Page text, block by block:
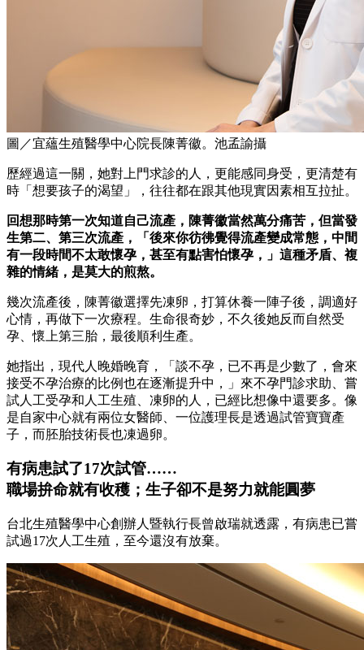
圖／宜蘊生殖醫學中心院長陳菁徽。池孟諭攝
歷經過這一關，她對上門求診的人，更能感同身受，更清楚有
時「想要孩子的渴望」，往往都在跟其他現實因素相互拉扯。
回想那時第一次知道自己流產，陳菁徽當然萬分痛苦，但當發
生第二、第三次流產，「後來你彷彿覺得流產變成常態，中間
有一段時間不太敢懷孕，甚至有點害怕懷孕，」這種矛盾、複
雜的情緒，是莫大的煎熬。
幾次流產後，陳菁徽選擇先凍卵，打算休養一陣子後，調適好
心情，再做下一次療程。生命很奇妙，不久後她反而自然受
孕、懷上第三胎，最後順利生產。
她指出，現代人晚婚晚育，「談不孕，已不再是少數了，會來
接受不孕治療的比例也在逐漸提升中，」來不孕門診求助、嘗
試人工受孕和人工生殖、凍卵的人，已經比想像中還要多。像
是自家中心就有兩位女醫師、一位護理長是透過試管寶寶產
子，而胚胎技術長也凍過卵。
有病患試了17次試管……
職場拚命就有收穫；生子卻不是努力就能圓夢
台北生殖醫學中心創辦人暨執行長曾啟瑞就透露，有病患已嘗
試過17次人工生殖，至今還沒有放棄。